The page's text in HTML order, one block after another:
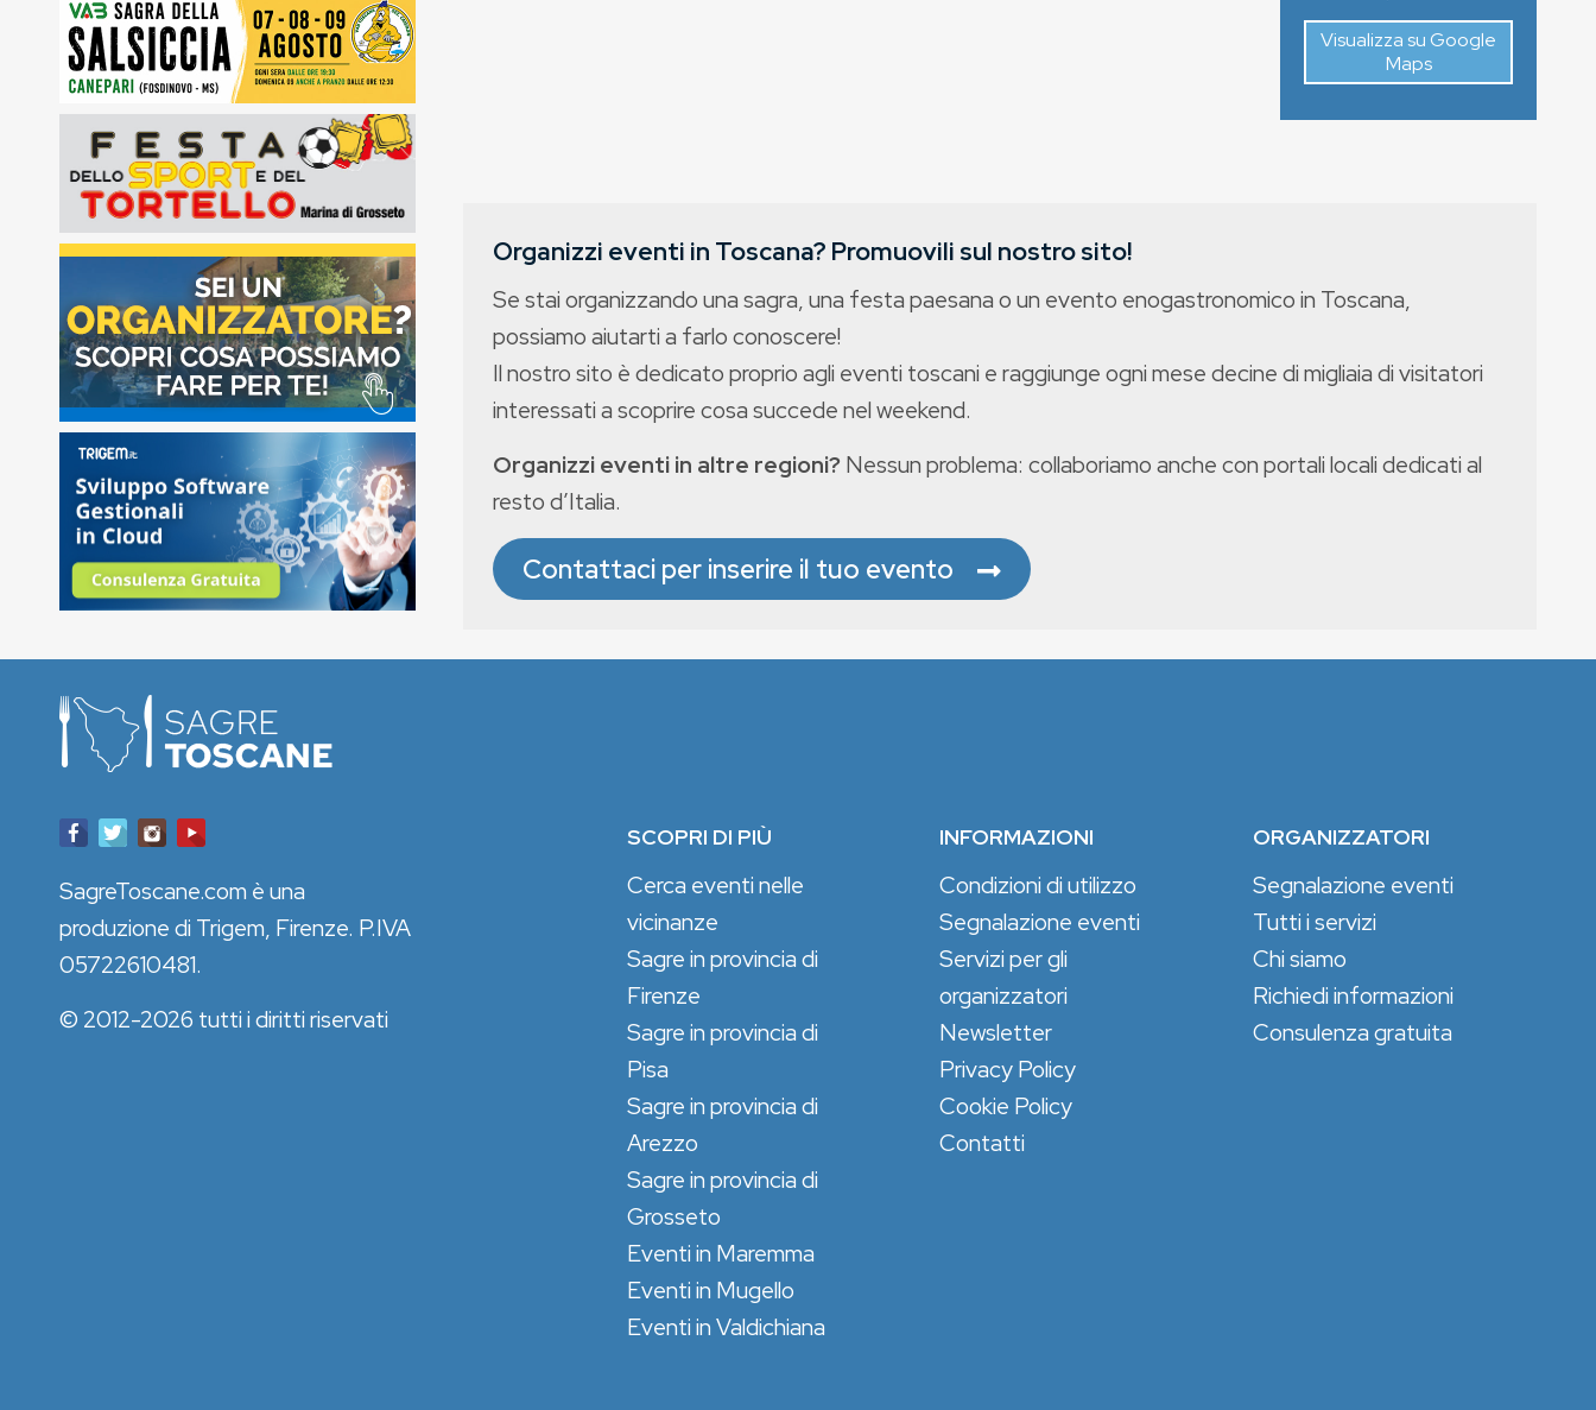
Visualizza su Google
Maps
Organizzi eventi in Toscana? Promuovili sul nostro sito!
Se stai organizzando una sagra, una festa paesana o un evento enogastronomico in Toscana,
possiamo aiutarti a farlo conoscere!
Il nostro sito è dedicato proprio agli eventi toscani e raggiunge ogni mese decine di migliaia di visitatori
interessati a scoprire cosa succede nel weekend.
Organizzi eventi in altre regioni? Nessun problema: collaboriamo anche con portali locali dedicati al
resto d’Italia.
Contattaci per inserire il tuo evento
SCOPRI DI PIÙ
Cerca eventi nelle
vicinanze
Sagre in provincia di
Firenze
Sagre in provincia di
Pisa
Sagre in provincia di
Arezzo
Sagre in provincia di
Grosseto
Eventi in Maremma
Eventi in Mugello
Eventi in Valdichiana
INFORMAZIONI
Condizioni di utilizzo
Segnalazione eventi
Servizi per gli
organizzatori
Newsletter
Privacy Policy
Cookie Policy
Contatti
ORGANIZZATORI
Segnalazione eventi
Tutti i servizi
Chi siamo
Richiedi informazioni
Consulenza gratuita
SagreToscane.com è una
produzione di Trigem, Firenze. P.IVA
05722610481.
© 2012-2026 tutti i diritti riservati